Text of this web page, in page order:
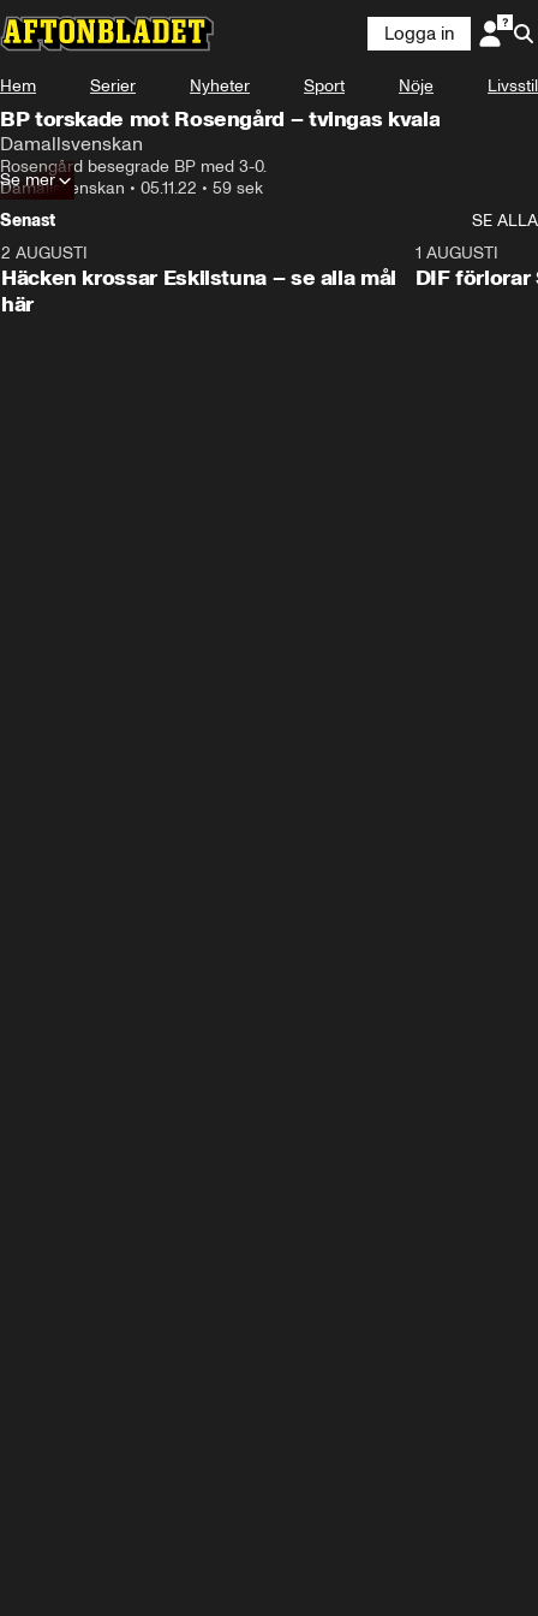
Logga in
Hem Serier Nyheter Sport Nöje Livsstil
BP torskade mot Rosengård – tvingas kvala
Damallsvenskan
Rosengård besegrade BP med 3-0.
Damallsvenskan • 05.11.22 • 59 sek
Se mer
Senast
SE ALLA
2 AUGUSTI
Häcken krossar Eskilstuna – se alla mål
här
1 AUGUSTI
DIF